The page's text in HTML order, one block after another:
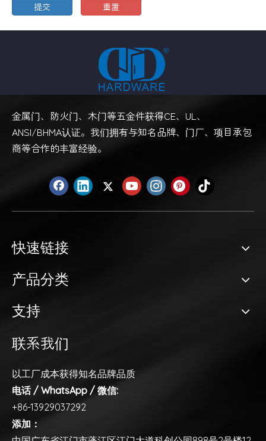
提交 重置
金属门、防火门、木门等五金件获得CE、UL、
ANSI/BHMA认证。我们拥有与知名品牌、门厂、项目承包
商等合作的丰富经验。
快速链接
产品分类
支持
联系我们
以工厂成本获得知名品牌品质
电话 / WhatsApp / 微信:
+86-13929037292
添加：